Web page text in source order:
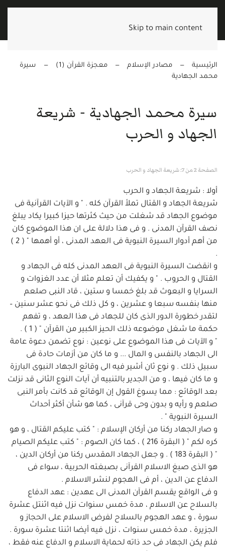
Skip to main content
الرئيسية مصادر الإسلام معجزة القرآن (1)
سيرة
محمد الجهادية
سيرة محمد الجهادية - شريعة
الجهاد و الحرب
الصفحة 2 من 7: شريعة الجهاد و الحرب
أولا : شريعة الجهاد و الحرب
شريعة الجهاد و القتال تملأ القرآن كله . " و الآيات القرآنية فى
موضوع الجهاد قد شغلت من حيث كثرتها حيزا كبيرا يكاد يبلغ
نصف القرآن المدنى . و فى هذا دلالة على ان هذا الموضوع كان
من أهم أدوار السيرة النبوية فى العهد المدنى ، أو أهمها " ( 2 )
.
و انقضت السيرة النبوية فى العهد المدنى كله فى الجهاد و
القتال و الحروب . " و يكفيك أن تعلم مثلا أن عدد الغزوات و
السرايا و البعوث قد بلغ خمسا و ستين ، قاد النبى صلعم
منها بنفسه سبعا و عشرين ، و كل ذلك فى نحو عشر سنين –
لتقدر خطورة الدور الذى كان للجهاد فى هذا العهد ، و تفهم
حكمة ما شغل موضوعه ذلك الحيز الكبير من القرآن " ( 1 ) .
" و الآيات فى هذا الموضوع على نوعين : نوع تضمن دعوة عامة
الى الجهاد بالنفس و المال ... و ما كان من أزمات حادة فى
سبيل ذلك . و نوع ثان أشير فيه الى وقائع الجهاد النبوى البارزة
و ما كان فيها ، و من الجدير بالتنبيه أن آيات النوع الثانى قد نزلت
بعد الوقائع : مما يسوغ القول إن الوقائع قد كانت بأمر النبى
صلعم و رأيه و بدون وحى قرآنى ، كما هو شأن أكثر أحداث
السيرة النبوية " .
و صار الجهاد ركنا من أركان الإسلام : " كتب عليكم القتال ، و هو
كره لكم " ( البقرة 216 ) ، كما كان الصوم : " كتب عليكم الصيام
" ( البقرة 183 ) . و جعل الجهاد المقدس ركنا من أركان الدين ،
هو الذى صبغ الاسلام القرآنى بصبغته الحربية ، سواء فى
الدفاع عن الدين ، أم فى الهجوم لنشر الاسلام .
و فى الواقع يقسم القرآن المدنى الى عهدين : عهد الدفاع
بالسلاح عن الاسلام ، مدة خمس سنوات نزل فيه اثنتل عشرة
سورة ، و عهد الهجوم بالسلاح لفرض الاسلام على الحجاز و
الجزيرة ، مدة خمس سنوات ، نزل فيه أيضا اثنتا عشرة سورة .
فلم يكن الجهاد فى حد ذاته لحماية الاسلام و الدفاع عنه فقط ،